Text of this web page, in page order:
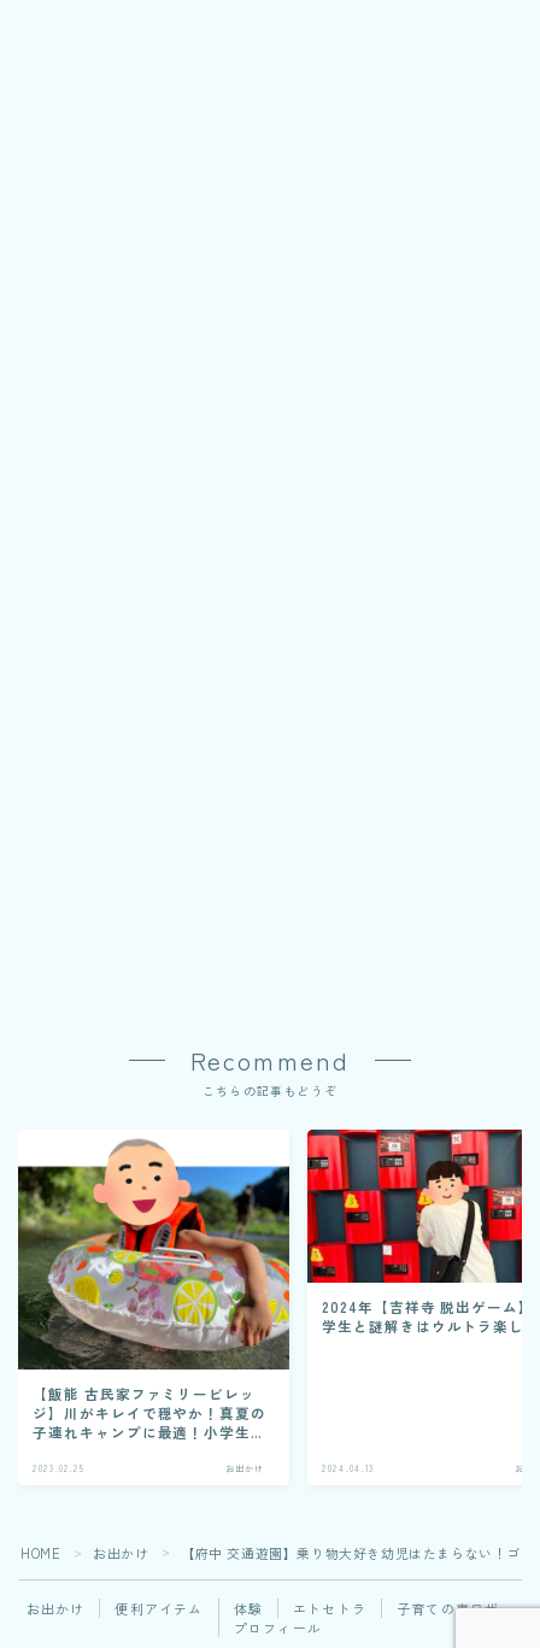
Recommend
こちらの記事もどうぞ
【飯能 古民家ファミリービレッ
ジ】川がキレイで穏やか！真夏の
子連れキャンプに最適！小学生と
2023.02.25 お出かけ
2024年【吉祥寺 脱出ゲーム】
学生と謎解きはウルトラ楽し
2024.04.13 お出
HOME ＞ お出かけ ＞ 【府中 交通遊園】乗り物大好き幼児はたまらない！ゴ
お出かけ 便利アイテム 体験 エトセトラ
子育ての裏ワザ
プロフィール